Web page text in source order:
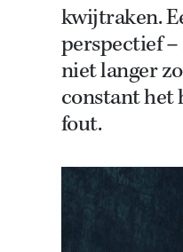
kwijtraken.
perspectief –
niet langer
constant het
fout.